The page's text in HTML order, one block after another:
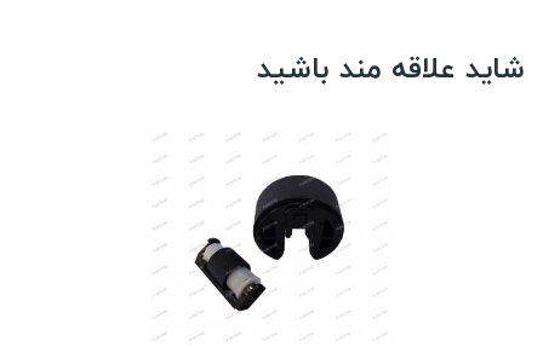
شاید علاقه مند باشید